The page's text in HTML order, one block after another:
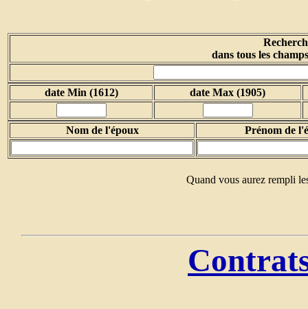
dans tous les
date Min (1612) date Max (1905)
Nom de l'époux Prénom de
Quand vous aurez rempli